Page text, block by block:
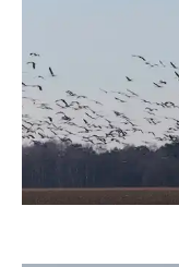
moorhenne